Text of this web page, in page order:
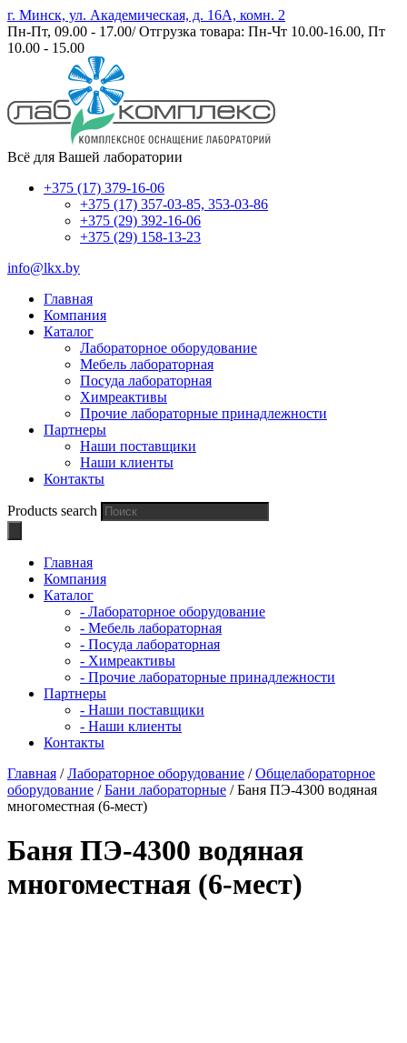
г. Минск, ул. Академическая, д. 16А, комн. 2
Пн-Пт, 09.00 - 17.00/ Отгрузка товара: Пн-Чт 10.00-16.00, Пт
10.00 - 15.00
Всё для Вашей лаборатории
+375 (17) 379-16-06
+375 (17) 357-03-85, 353-03-86
+375 (29) 392-16-06
+375 (29) 158-13-23
info@lkx.by
Главная
Компания
Каталог
Лабораторное оборудование
Мебель лабораторная
Посуда лабораторная
Химреактивы
Прочие лабораторные принадлежности
Партнеры
Наши поставщики
Наши клиенты
Контакты
Products search
Главная
Компания
Каталог
- Лабораторное оборудование
- Мебель лабораторная
- Посуда лабораторная
- Химреактивы
- Прочие лабораторные принадлежности
Партнеры
- Наши поставщики
- Наши клиенты
Контакты
Главная /Лабораторное оборудование /Общелабораторное
оборудование /Бани лабораторные / Баня ПЭ-4300 водяная
многоместная (6-мест)
Баня ПЭ-4300 водяная
многоместная (6-мест)